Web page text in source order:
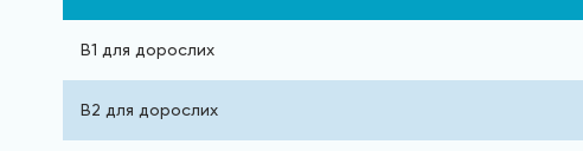
B1 для дорослих
B2 для дорослих